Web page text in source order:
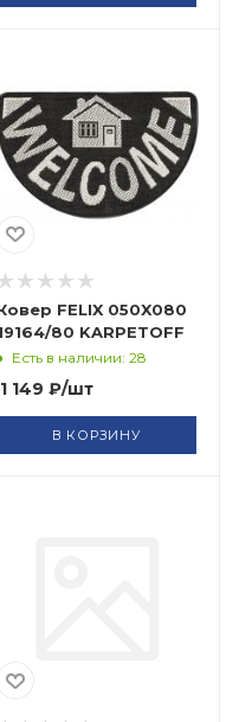
FELIX 050X080
19164/80 KARPETOFF
Есть в наличии: 28
1 149 ₽/шт
В КОРЗИНУ